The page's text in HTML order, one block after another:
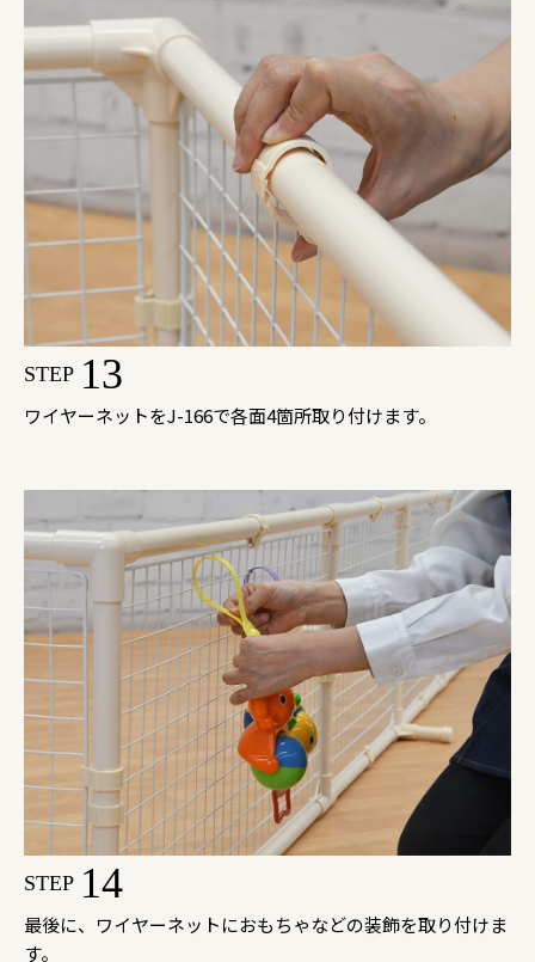
STEP 13
ワイヤーネットをJ-166で各面4箇所取り付けます。
STEP 14
最後に、ワイヤーネットにおもちゃなどの装飾を取り付けま
す。